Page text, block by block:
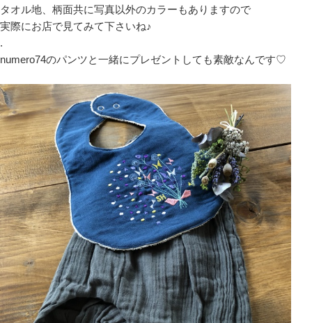
タオル地、柄面共に写真以外のカラーもありますので
実際にお店で見てみて下さいね♪
.
numero74のパンツと一緒にプレゼントしても素敵なんです♡